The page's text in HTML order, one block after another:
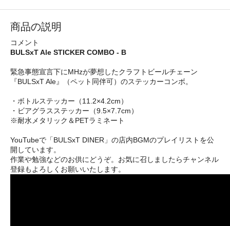
商品の説明
コメント
BULSxT Ale STICKER COMBO - B
緊急事態宣言下にMHzが夢想したクラフトビールチェーン
『BULSxT Ale』（ペット同伴可）のステッカーコンボ。
・ボトルステッカー（11.2×4.2cm）
・ビアグラスステッカー（9.5×7.7cm）
※耐水メタリック＆PETラミネート
YouTubeで「BULSxT DINER」の店内BGMのプレイリストを公
開しています。
作業や勉強などのお供にどうぞ。お気に召しましたらチャンネル
登録もよろしくお願いいたします。